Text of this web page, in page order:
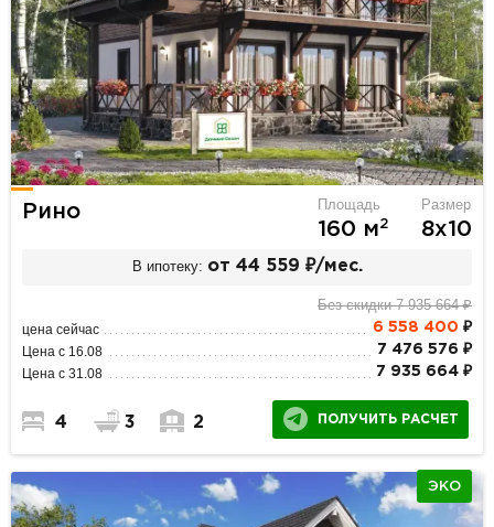
Рино Площадь
160 м2
Размер
8х10
В ипотеку: от 44 559 ₽/мес.
Без скидки 7 935 664 ₽
цена сейчас 6 558 400 ₽
Цена с 16.08 7 476 576 ₽
Цена с 31.08 7 935 664 ₽
4 3 2 ПОЛУЧИТЬ РАСЧЕТ
ЭКО